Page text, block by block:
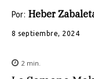
Por: Heber
8 septiembre, 2024
2 min.